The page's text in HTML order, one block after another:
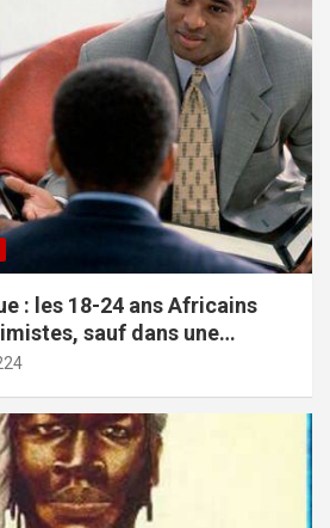
: les 18-24 ans Africains
sauf dans une
Youth Survey 2026)